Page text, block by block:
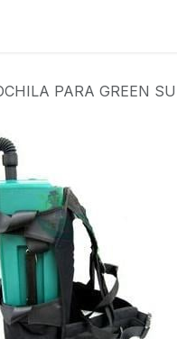
PARA GREEN